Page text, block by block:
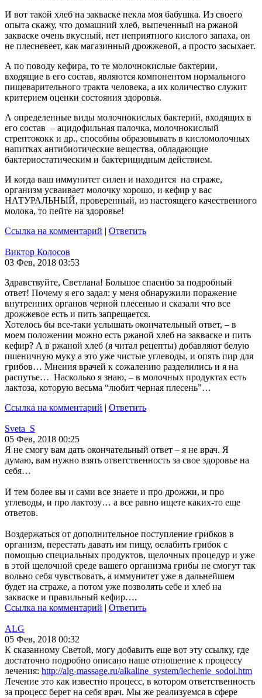
И вот такой хлеб на закваске пекла моя бабушка. Из своего
опыта скажу, что домашний хлеб, выпеченный на ржаной
закваске очень вкусный, нет неприятного кислого запаха, он
не плесневеет, как магазинный дрожжевой, а просто засыхает.
А по поводу кефира, то те молочнокислые бактерии,
входящие в его состав, являются компонентом нормального
пищеварительного тракта человека, а их количество служит
критерием оценки состояния здоровья.
А определенные виды молочнокислых бактерий, входящих в
его состав – ацидофильная палочка, молочнокислый
стрептококк и др., способны образовывать в кисломолочных
напитках антибиотические вещества, обладающие
бактериостатическим и бактерицидным действием.
И когда ваш иммунитет силен и находится на страже,
организм усваивает молочку хорошо, и кефир у вас
НАТУРАЛЬНЫЙ, проверенный, из настоящего качественного
молока, то пейте на здоровье!
Ссылка на комментарий | Ответить
Виктор Колосов
03 Фев, 2018 03:53
Здравствуйте, Светлана! Большое спасибо за подробный
ответ! Почему я его задал: у меня обнаружили поражение
внутренних органов черной плесенью и сказали что все
дрожжевое есть и пить запрещается.
Хотелось бы все-таки услышать окончательный ответ, – в
моем положении можно есть ржаной хлеб на закваске и пить
кефир? А в ржаной хлеб (я читал рецепты) добавляют белую
пшеничную муку а это уже чистые углеводы, и опять пир для
грибов… Мнения врачей к сожалению разделились и я на
распутье… Насколько я знаю, – в молочных продуктах есть
лактоза, которую весьма “любит черная плесень”…
Ссылка на комментарий | Ответить
Sveta_S
05 Фев, 2018 00:25
Я не смогу вам дать окончательный ответ – я не врач. Я
думаю, вам нужно взять ответственность за свое здоровье на
себя…
И тем более вы и сами все знаете и про дрожжи, и про
углеводы, и про лактозу… а все равно ищете каких-то еще
ответов.
Воздержаться от дополнительное поступление грибков в
организм, перестать давать им пищу, ослабить грибок с
помощью специальных продуктов, щелочных процедур и уже
в этой щелочной среде вашего организма грибы не смогут так
вольно себя чувствовать, а иммунитет уже в дальнейшем
будет на страже, а потом уже позволять себе и хлеб на
закваске и правильный кефир….
Ссылка на комментарий | Ответить
ALG
05 Фев, 2018 00:32
К сказанному Светой, могу добавить еще вот эту ссылку, где
достаточно подробно описано наше отношение к процессу
лечения: http://alg-massage.ru/alkaline_system/lechenie_sodoi.htm
Лечение это как известно процесс, в котором ответственность
за процесс берет на себя врач. Мы же реализуемся в сфере